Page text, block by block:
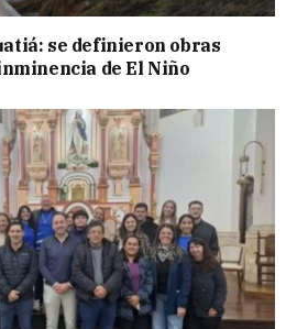
se definieron obras
de El Niño